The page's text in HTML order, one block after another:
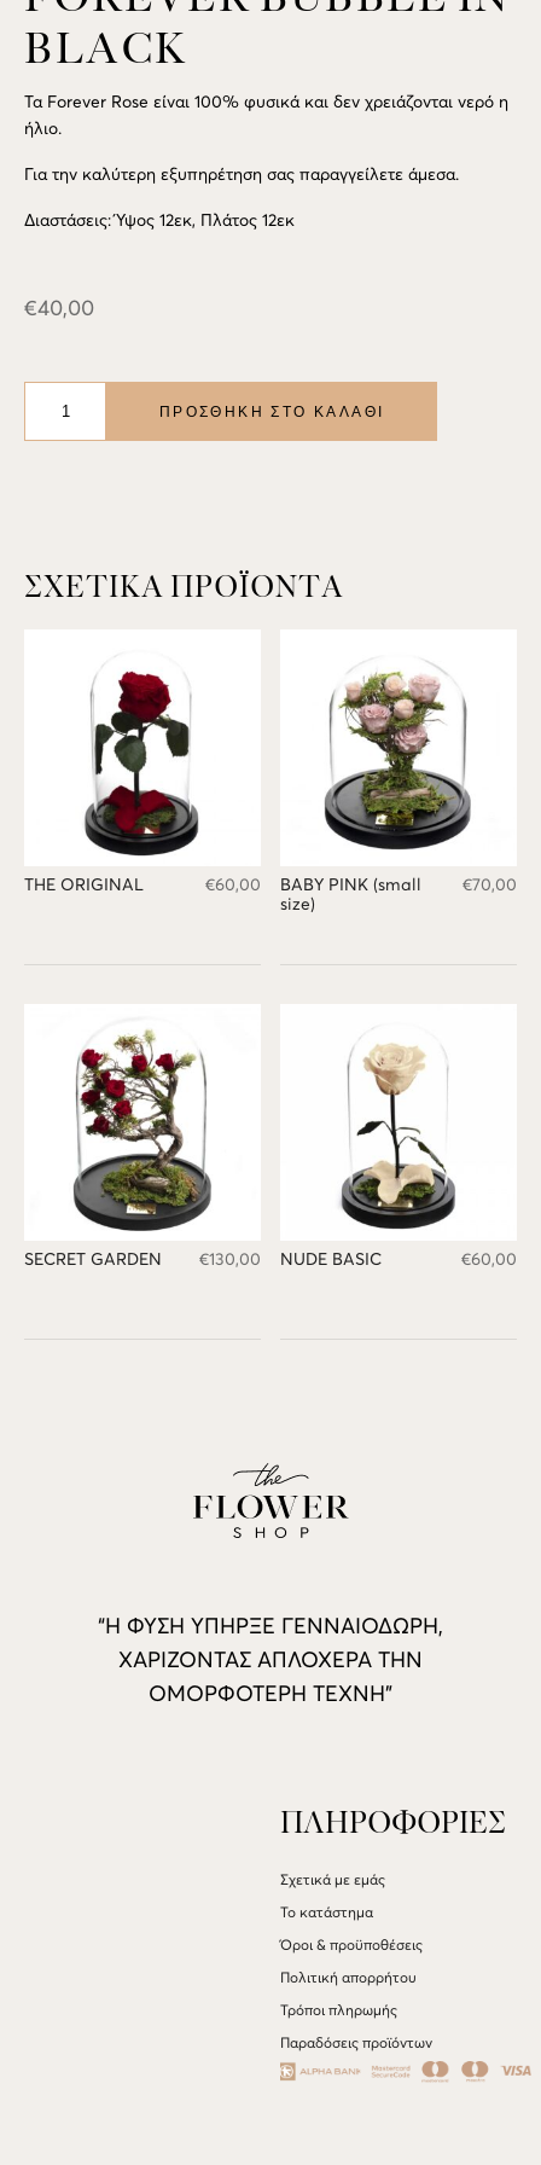
BLACK
Τα Forever Rose είναι 100% φυσικά και δεν χρειάζονται νερό η
ήλιο.
Για την καλύτερη εξυπηρέτηση σας παραγγείλετε άμεσα.
Διαστάσεις: Ύψος 12εκ, Πλάτος 12εκ
€40,00
BUBBLE
ΠΡΟΣΘΉΚΗ ΣΤΟ ΚΑΛΆΘΙ
ΣΧΕΤΙΚΆ ΠΡΟΪΌΝΤΑ
THE ORIGINAL €60,00
BABY PINK (small
size)
€70,00
SECRET GARDEN €130,00 NUDE BASIC €60,00
“Η ΦΥΣΗ ΥΠΗΡΞΕ ΓΕΝΝΑΙΟΔΩΡΗ,
ΧΑΡΙΖΟΝΤΑΣ ΑΠΛΟΧΕΡΑ ΤΗΝ
ΟΜΟΡΦΟΤΕΡΗ ΤΕΧΝΗ”
ΠΛΗΡΟΦΟΡΙΕΣ
Σχετικά με εμάς
Το κατάστημα
Όροι & προϋποθέσεις
Πολιτική απορρήτου
Τρόποι πληρωμής
Παραδόσεις προϊόντων